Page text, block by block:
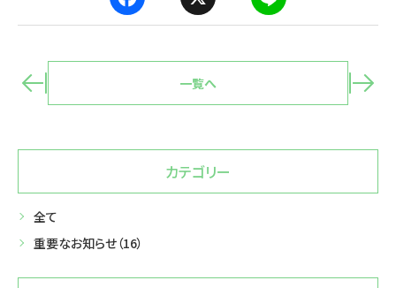
c
o
n
一覧へ
カテゴリー
全て
重要なお知らせ（16）